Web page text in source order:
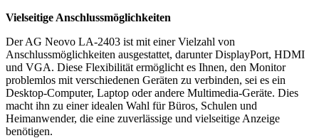
Vielseitige Anschlussmöglichkeiten
Der AG Neovo LA-2403 ist mit einer Vielzahl von
Anschlussmöglichkeiten ausgestattet, darunter DisplayPort, HDMI
und VGA. Diese Flexibilität ermöglicht es Ihnen, den Monitor
problemlos mit verschiedenen Geräten zu verbinden, sei es ein
Desktop-Computer, Laptop oder andere Multimedia-Geräte. Dies
macht ihn zu einer idealen Wahl für Büros, Schulen und
Heimanwender, die eine zuverlässige und vielseitige Anzeige
benötigen.